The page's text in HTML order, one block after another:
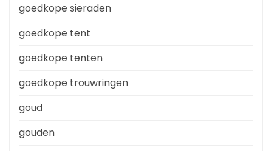
goedkope sieraden
goedkope tent
goedkope tenten
goedkope trouwringen
goud
gouden